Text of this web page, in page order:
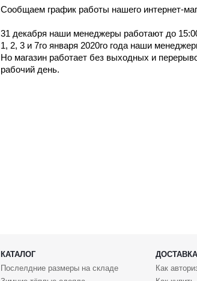
Сообщаем график работы нашего интернет-
31 декабря наши менеджеры работают до
1, 2, 3 и 7го января 2020го года наши
Но магазин работает без выходных и
рабочий день.
КАТАЛОГ
Послелдние размеры на складе
Как